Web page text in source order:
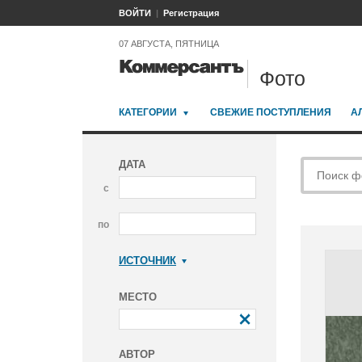
ВОЙТИ Регистрация
07 АВГУСТА, ПЯТНИЦА
Фото
КАТЕГОРИИ СВЕЖИЕ ПОСТУПЛЕНИЯ
ДАТА
с
по
ИСТОЧНИК
МЕСТО
АВТОР